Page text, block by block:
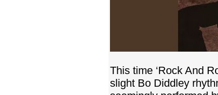
This time ‘Rock And
slight Bo Diddley